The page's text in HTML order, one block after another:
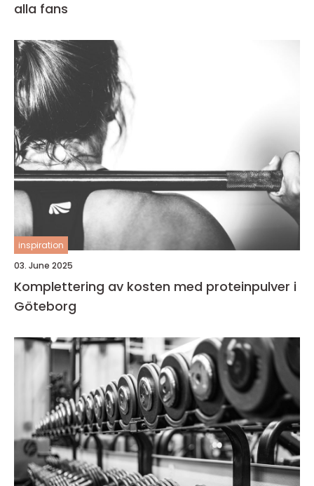
alla fans
inspiration
03. June 2025
Komplettering av kosten med proteinpulver i
Göteborg